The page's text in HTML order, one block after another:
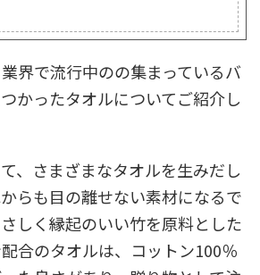
界で流行中のの集まっているバ
かったタオルについてご紹介し
、さまざまなタオルを生みだし
らも目の離せない素材になるで
しく縁起のいい竹を原料とした
合のタオルは、コットン100％